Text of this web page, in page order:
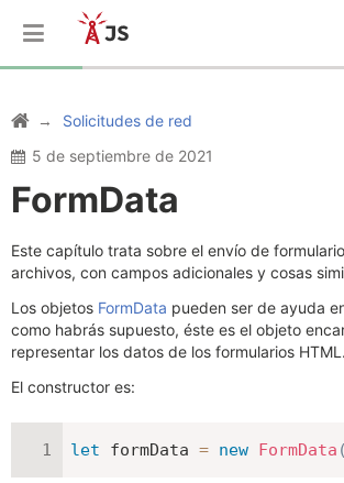
Solicitudes de red
5 de septiembre de 2021
FormData
Este capítulo trata sobre el envío de
archivos, con campos adicionales y cosas
Los objetos FormData pueden ser de ayuda
como habrás supuesto, éste es el objeto
representar los datos de los formularios HTML.
El constructor es:
let formData = new FormData (